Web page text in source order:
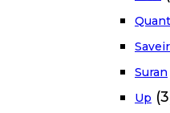
Suran
Up